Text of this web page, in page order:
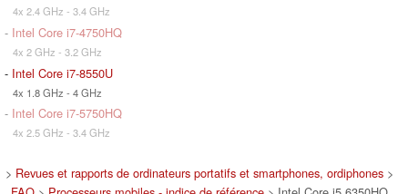
4x 2.4 GHz - 3.4 GHz
- Intel Core i7-4750HQ
4x 2 GHz - 3.2 GHz
- Intel Core i7-8550U
4x 1.8 GHz - 4 GHz
- Intel Core i7-5750HQ
4x 2.5 GHz - 3.4 GHz
> Revues et rapports de ordinateurs portatifs et smartphones, ordiphones >